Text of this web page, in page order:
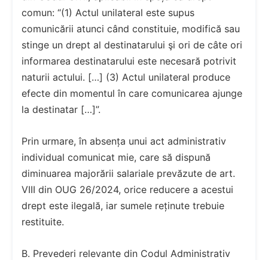
comun: “(1) Actul unilateral este supus
comunicării atunci când constituie, modifică sau
stinge un drept al destinatarului şi ori de câte ori
informarea destinatarului este necesară potrivit
naturii actului. […] (3) Actul unilateral produce
efecte din momentul în care comunicarea ajunge
la destinatar […]”.
Prin urmare, în absența unui act administrativ
individual comunicat mie, care să dispună
diminuarea majorării salariale prevăzute de art.
VIII din OUG 26/2024, orice reducere a acestui
drept este ilegală, iar sumele reținute trebuie
restituite.
B. Prevederi relevante din Codul Administrativ